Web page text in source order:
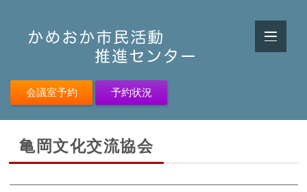
会議室予約 予約状況
亀岡文化交流協会